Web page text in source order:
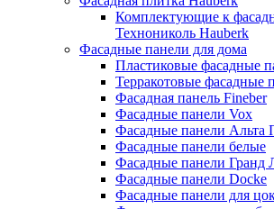
Комплектующие к
Технониколь Hauberk
Фасадные панели для дома
Пластиковые фасадные
Терракотовые фасадные
Фасадная панель Fineber
Фасадные панели Vox
Фасадные панели Альта
Фасадные панели белые
Фасадные панели Гранд
Фасадные панели Docke
Фасадные панели для